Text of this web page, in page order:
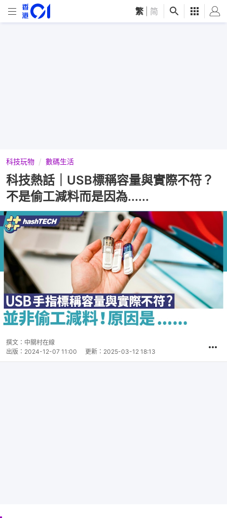
繁 简
科技玩物 數碼生活
科技熱話｜USB標稱容量與實際不符？
不是偷工減料而是因為......
撰文： 中關村在線
出版： 2024-12-07 11:00 更新： 2025-03-12 18:13